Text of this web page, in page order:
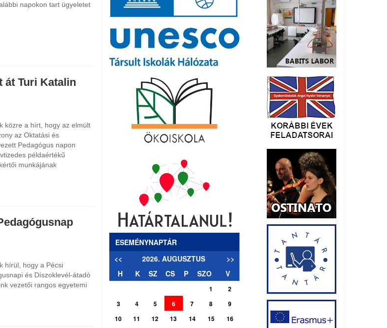
napokon tart ügyeletet
át Turi Katalin
közre a hírt, hogy az elmúlt
az Oktatási és
Pedagógus napon
példaértékű
munkájának
hírül, hogy a Pécsi
és Díszoklevél-átadó
vezetői rangos egyetemi
ESEMÉNYNAPTÁR
<<
2026. AUGUSZTUS
>>
H
K SZ CS P SZO V
1
2
3
4 5 6 7 8
9
10
11 12 13 14 15
16